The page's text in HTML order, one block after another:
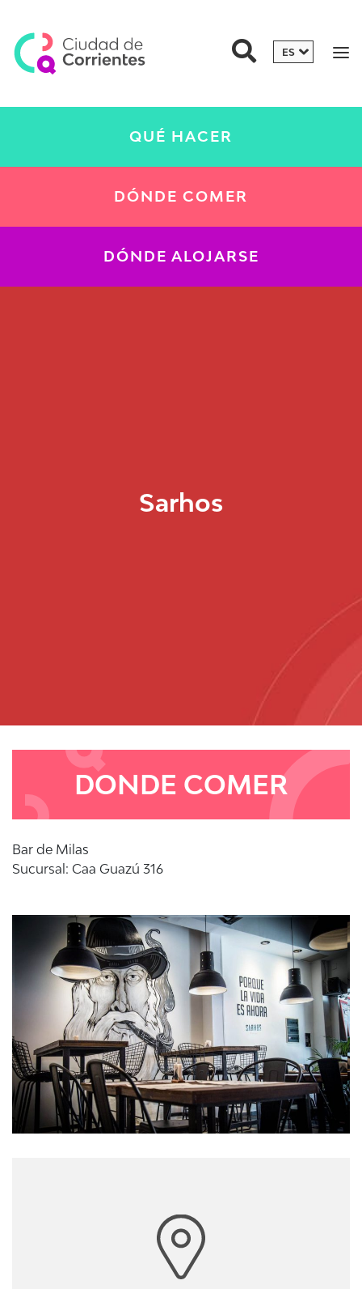
QUÉ HACER
DÓNDE COMER
DÓNDE ALOJARSE
Sarhos
DONDE COMER
Bar de Milas
Sucursal: Caa Guazú 316